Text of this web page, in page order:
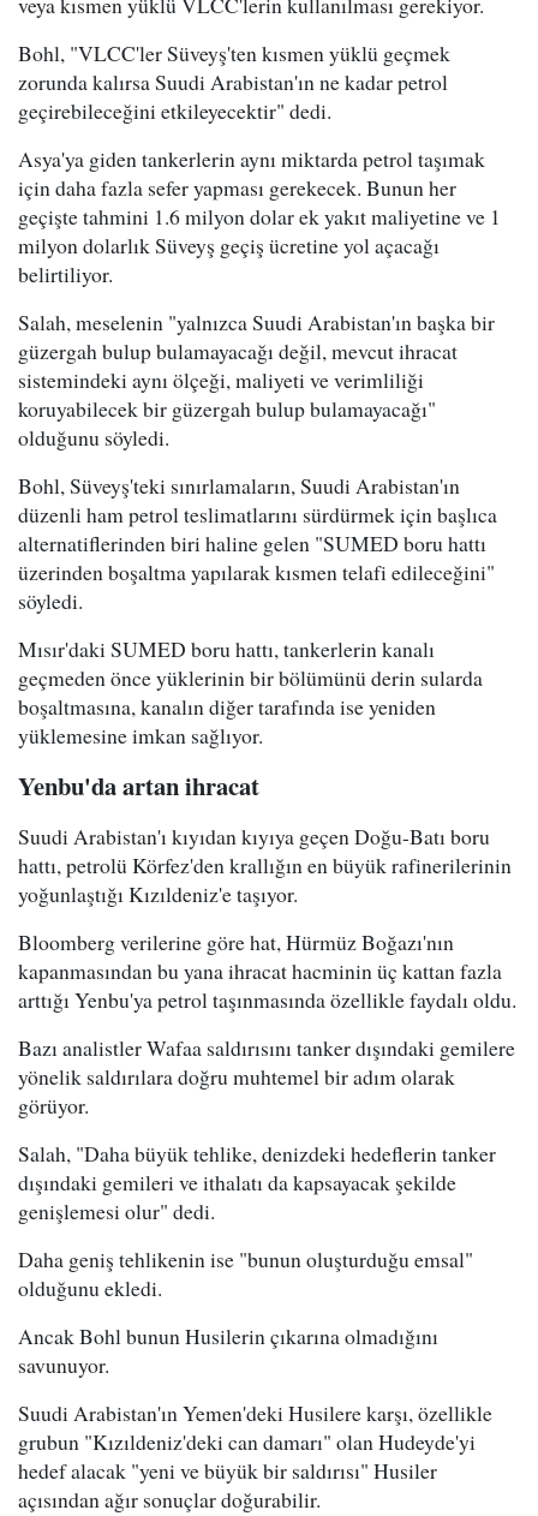
Bohl, "VLCC'ler Süveyş'ten kısmen yüklü geçmek
zorunda kalırsa Suudi Arabistan'ın ne kadar petrol
geçirebileceğini etkileyecektir" dedi.
Asya'ya giden tankerlerin aynı miktarda petrol taşımak
için daha fazla sefer yapması gerekecek. Bunun her
geçişte tahmini 1.6 milyon dolar ek yakıt maliyetine ve 1
milyon dolarlık Süveyş geçiş ücretine yol açacağı
belirtiliyor.
Salah, meselenin "yalnızca Suudi Arabistan'ın başka bir
güzergah bulup bulamayacağı değil, mevcut ihracat
sistemindeki aynı ölçeği, maliyeti ve verimliliği
koruyabilecek bir güzergah bulup bulamayacağı"
olduğunu söyledi.
Bohl, Süveyş'teki sınırlamaların, Suudi Arabistan'ın
düzenli ham petrol teslimatlarını sürdürmek için başlıca
alternatiflerinden biri haline gelen "SUMED boru hattı
üzerinden boşaltma yapılarak kısmen telafi edileceğini"
söyledi.
Mısır'daki SUMED boru hattı, tankerlerin kanalı
geçmeden önce yüklerinin bir bölümünü derin sularda
boşaltmasına, kanalın diğer tarafında ise yeniden
yüklemesine imkan sağlıyor.
Yenbu'da artan ihracat
Suudi Arabistan'ı kıyıdan kıyıya geçen Doğu-Batı boru
hattı, petrolü Körfez'den krallığın en büyük rafinerilerinin
yoğunlaştığı Kızıldeniz'e taşıyor.
Bloomberg verilerine göre hat, Hürmüz Boğazı'nın
kapanmasından bu yana ihracat hacminin üç kattan fazla
arttığı Yenbu'ya petrol taşınmasında özellikle faydalı oldu.
Bazı analistler Wafaa saldırısını tanker dışındaki gemilere
yönelik saldırılara doğru muhtemel bir adım olarak
görüyor.
Salah, "Daha büyük tehlike, denizdeki hedeflerin tanker
dışındaki gemileri ve ithalatı da kapsayacak şekilde
genişlemesi olur" dedi.
Daha geniş tehlikenin ise "bunun oluşturduğu emsal"
olduğunu ekledi.
Ancak Bohl bunun Husilerin çıkarına olmadığını
savunuyor.
Suudi Arabistan'ın Yemen'deki Husilere karşı, özellikle
grubun "Kızıldeniz'deki can damarı" olan Hudeyde'yi
hedef alacak "yeni ve büyük bir saldırısı" Husiler
açısından ağır sonuçlar doğurabilir.